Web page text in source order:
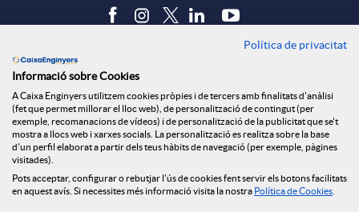
e
s
S
o
c
i
o
a
l
a
Política de cookies
Avís legal
Seguretat Online
Canal denúncies
Política de privacitat
Informació sobre Cookies
A Caixa Enginyers utilitzem cookies pròpies i de tercers amb finalitats d'anàlisi
(fet que permet millorar el lloc web), de personalització de contingut (per
exemple, recomanacions de vídeos) i de personalització de la publicitat que se't
mostra a llocs web i xarxes socials. La personalització es realitza sobre la base
d'un perfil elaborat a partir dels teus hàbits de navegació (per exemple, pàgines
visitades).
Pots acceptar, configurar o rebutjar l'ús de cookies fent servir els botons facilitats
en aquest avís. Si necessites més informació visita la nostra Política de Cookies